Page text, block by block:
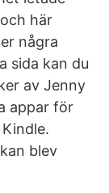
här
några
sida kan du
av Jenny
appar för
blev